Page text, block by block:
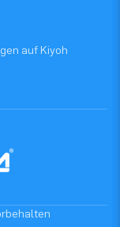
auf Kiyoh